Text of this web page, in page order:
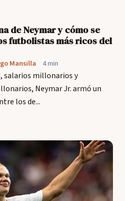
de Neymar y cómo se
futbolistas más ricos del
Mansilla 4 min
salarios millonarios y
Neymar Jr. armó un
los de...